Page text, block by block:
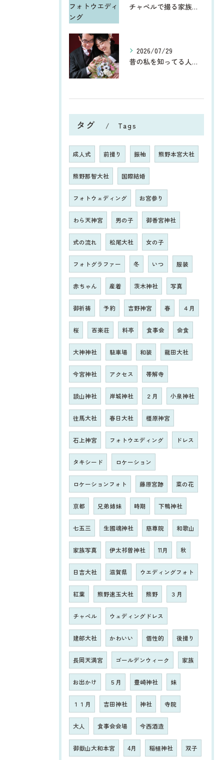
チャペルで撮る家族と一緒のフォトウエディング
2026/07/29
昔の私を知ってる人からしたら、今、お宮参りや七五三、ウエディ...
タグ Tags
成人式 前撮り 振袖 熊野本宮大社
熊野那智大社 国際結婚
フォトウェディング お宮参り
わら天神宮 男の子 御香宮神社
式の流れ 松尾大社 女の子
フォトグラファー 冬 いつ 服装
赤ちゃん 産着 茨木神社 写真
御祈祷 予約 吉野神宮 春 ４月
桜 百楽荘 料亭 食事会 会食
大神神社 駐車場 和装 龍田大社
今宮神社 アクセス 帯解寺
談山神社 岸城神社 ２月 小泉神社
往馬大社 春日大社 橿原神宮
石上神宮 フォトウエディング ドレス
タキシード ロケーション
ロケーションフォト 藤原宮跡 菜の花
京都 兄弟姉妹 時期 下鴨神社
七五三 生國魂神社 慈尊院 和歌山
家族写真 伊太祁曽神社 11月 秋
日吉大社 滋賀県 ウエディングフォト
紅葉 熊野速玉大社 熊野 ３月
チャペル ウェディングドレス
建部大社 かわいい 個性的 後撮り
長岡天満宮 ゴールデンウィーク 家族
お出かけ ５月 豊崎神社 妹
１１月 吉田神社 神社 寺院
大人 食事会会場 今西酒造
御嶽山大和本宮 4月 稲植神社 双子